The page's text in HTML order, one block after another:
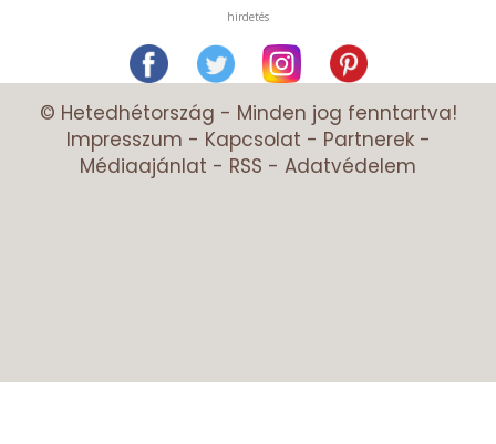
hirdetés
© Hetedhétország - Minden jog fenntartva!
Impresszum - Kapcsolat - Partnerek-
Médiaajánlat - RSS - Adatvédelem